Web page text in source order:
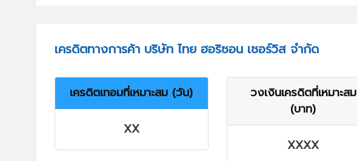
เครดิตทางการค้า บริษัท ไทย ฮอริซอน เซอร์วิส จำกัด
เครดิตเทอมที่เหมาะสม (วัน)
XX
วงเงินเครดิตที่เหมาะสม
(บาท)
XXXX